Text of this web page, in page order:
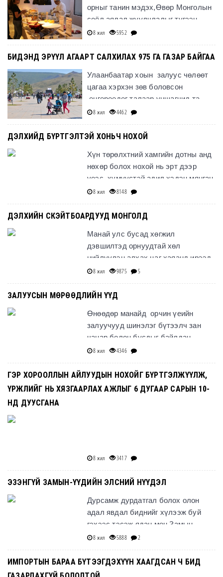
орныг танин мэдэх,Өвөр Монголын
соёл аялал жуулчлалыг түгээн
дэлгэрүүлэх өдөрлөгийн хүрээнд
“Өвөр Монголын амт&rdquo
8 жил 5952
БИДЭНД ЭРҮҮЛ АГААРТ САЛХИЛАХ 975 ГА ГАЗАР БАЙГАА
Улаанбаатар хоын залуус чөлөөт
цагаа хэрхэн зөв боловсон
өнгөрөөдөг талаар уншагчид та
бүхэндээ зориулан Үндэсний
цэцэрлэгт хүрээлэнг зори
8 жил 4462
ДЭЛХИЙД БҮРТГЭЛТЭЙ ХОНЬЧ НОХОЙ
Хүн төрөлхтний хамгийн дотны анд
нөхөр болох нохой нь эрт дээр
үеэс хүмүүстэй адил хэдэн мянган
жилийн өөрийн гэсэн түүхтэй
билээ. Өмнө нь нохой
8 жил 8148
ДЭЛХИЙН СКЭЙТБОАРДУУД МОНГОЛД
Манай улс бусад хөгжил
дэвшилтэд орнуудтай хөл
нийлүүлэн алхах цаг хаяанд ирээд
байгаа билээ. Дэлхийд өөр өөрийн
гэсэн брендээрээ олонд алдаршиж
хөгжс
8 жил 9875 5
ЗАЛУУСЫН МӨРӨӨДЛИЙН ҮҮД
Өнөөдөр манайд орчин үеийн
залуучууд шинэлэг бүтээлч зан
чанар болон бусдыг байлдан
дагуулах чадвараараа өсвөр үеийн
дүү нартаа хангалттай
8 жил 4346
ГЭР ХОРООЛЛЫН АЙЛУУДЫН НОХОЙГ БҮРТГЭЛЖҮҮЛЖ,
ҮРЖЛИЙГ НЬ ХЯЗГААРЛАХ АЖЛЫГ 6 ДУГААР САРЫН 10-
НД ДУУСГАНА
8 жил 3417
ЭЗЭНГҮЙ ЗАМЫН-ҮҮДИЙН ЭЛСНИЙ НҮҮДЭЛ
Дурсамж дурдатгал болох олон
адал явдал биднийг хүлээж буй
гэхээс тэсэж ядан мөн Замын-
Үүдэд очоод засаг даргатай нь
уулзан тус сумын талаарх нийтлэл
8 жил 5888 2
ИМПОРТЫН БАРАА БҮТЭЭГДЭХҮҮН ХААГДСАН Ч БИД